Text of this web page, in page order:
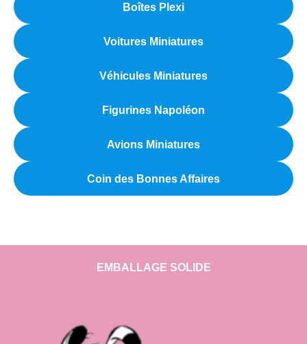
Boîtes Plexi
Voitures Miniatures
Véhicules Miniatures
Figurines Napoléon
Avions Miniatures
Coin des Bonnes Affaires
EMBALLAGE SOLIDE